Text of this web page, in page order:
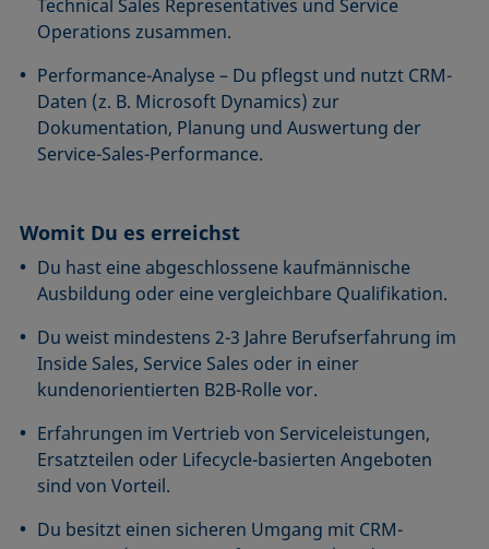
Technical Sales Representatives und Service
Operations zusammen.
Performance-Analyse – Du pflegst und nutzt CRM-
Daten (z. B. Microsoft Dynamics) zur
Dokumentation, Planung und Auswertung der
Service-Sales-Performance.
Womit Du es erreichst
Du hast eine abgeschlossene kaufmännische
Ausbildung oder eine vergleichbare Qualifikation.
Du weist mindestens 2-3 Jahre Berufserfahrung im
Inside Sales, Service Sales oder in einer
kundenorientierten B2B-Rolle vor.
Erfahrungen im Vertrieb von Serviceleistungen,
Ersatzteilen oder Lifecycle-basierten Angeboten
sind von Vorteil.
Du besitzt einen sicheren Umgang mit CRM-